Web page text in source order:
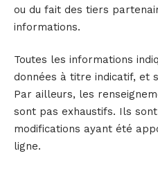
ou du fait des tiers
informations.
Toutes les informations
données à titre indicatif, et
Par ailleurs, les
sont pas exhaustifs. Ils
modifications ayant été
ligne.